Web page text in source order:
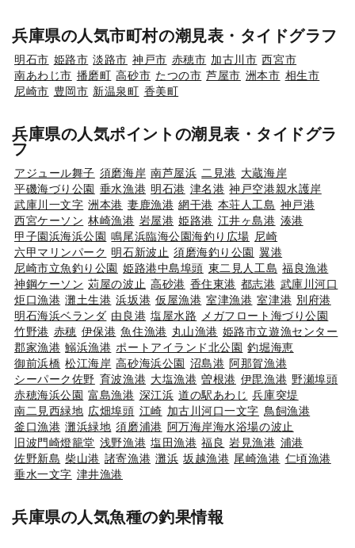
兵庫県の人気市町村の潮見表・タイドグラフ
明石市 姫路市 淡路市 神戸市 赤穂市 加古川市 西宮市
南あわじ市 播磨町 高砂市 たつの市 芦屋市 洲本市 相生市
尼崎市 豊岡市 新温泉町 香美町
兵庫県の人気ポイントの潮見表・タイドグラ
フ
アジュール舞子 須磨海岸 南芦屋浜 二見港 大蔵海岸
平磯海づり公園 垂水漁港 明石港 津名港 神戸空港親水護岸
武庫川一文字 洲本港 妻鹿漁港 網干港 本荘人工島 神戸港
西宮ケーソン 林崎漁港 岩屋港 姫路港 江井ヶ島港 湊港
甲子園浜海浜公園 鳴尾浜臨海公園海釣り広場 尼崎
六甲マリンパーク 明石新波止 須磨海釣り公園 翼港
尼崎市立魚釣り公園 姫路港中島埠頭 東二見人工島 福良漁港
神鋼ケーソン 苅屋の波止 高砂港 香住東港 都志港 武庫川河口
炬口漁港 灘土生港 浜坂港 仮屋漁港 室津漁港 室津港 別府港
明石海浜ベランダ 由良港 塩屋水路
メガフロート海づり公園
竹野港 赤穂 伊保港 魚住漁港 丸山漁港 姫路市立遊漁センター
郡家漁港 鰯浜漁港 ポートアイランド北公園 釣堀海恵
御前浜橋 松江海岸 高砂海浜公園 沼島港 阿那賀漁港
シーパーク佐野 育波漁港 大塩漁港 曽根港 伊毘漁港 野瀬埠頭
赤穂海浜公園 富島漁港 深江浜 道の駅あわじ 兵庫突堤
南二見西緑地 広畑埠頭 江崎 加古川河口一文字 鳥飼漁港
釜口漁港 灘浜緑地 須磨浦港 阿万海岸海水浴場の波止
旧波門崎燈籠堂 浅野漁港 塩田漁港 福良 岩見漁港 浦港
佐野新島 柴山港 諸寄漁港 灘浜 坂越漁港 尾崎漁港 仁頃漁港
垂水一文字 津井漁港
兵庫県の人気魚種の釣果情報